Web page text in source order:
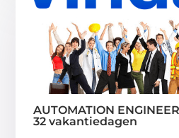
AUTOMATION
32 vakantiedagen